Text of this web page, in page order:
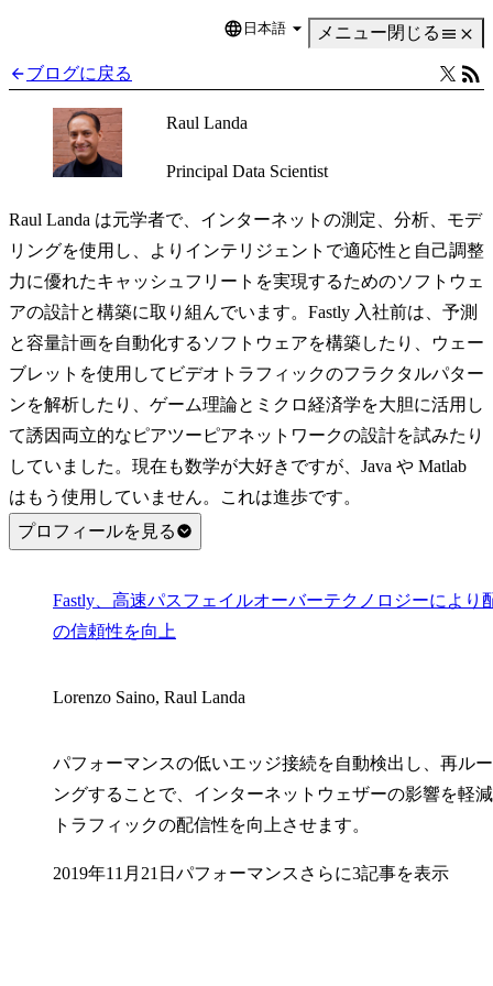
Language
日本語 メニュー閉じる
ブログに戻る
Raul Landa
Principal Data Scientist
Raul Landa は元学者で、インターネットの測定、分析、モデ
リングを使用し、よりインテリジェントで適応性と自己調整
力に優れたキャッシュフリートを実現するためのソフトウェ
アの設計と構築に取り組んでいます。Fastly 入社前は、予測
と容量計画を自動化するソフトウェアを構築したり、ウェー
ブレットを使用してビデオトラフィックのフラクタルパター
ンを解析したり、ゲーム理論とミクロ経済学を大胆に活用し
て誘因両立的なピアツーピアネットワークの設計を試みたり
していました。現在も数学が大好きですが、Java や Matlab
はもう使用していません。これは進歩です。
プロフィールを見る
Fastly、高速パスフェイルオーバーテクノロジーにより
の信頼性を向上
Lorenzo Saino, Raul Landa
パフォーマンスの低いエッジ接続を自動検出し、再ル
ングすることで、インターネットウェザーの影響を軽
トラフィックの配信性を向上させます。
2019年11月21日 パフォーマンス さらに3記事を表示